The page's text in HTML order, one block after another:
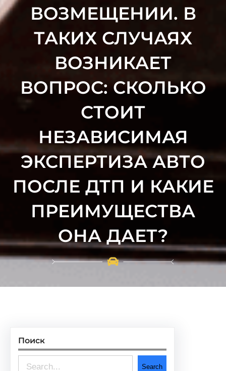
ВОЗМЕЩЕНИИ. В
ТАКИХ СЛУЧАЯХ
ВОЗНИКАЕТ
ВОПРОС: СКОЛЬКО
СТОИТ
НЕЗАВИСИМАЯ
ЭКСПЕРТИЗА АВТО
ПОСЛЕ ДТП И КАКИЕ
ПРЕИМУЩЕСТВА
ОНА ДАЕТ?
Поиск
Search